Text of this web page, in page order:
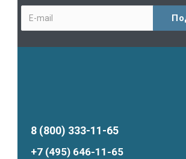
8 (800) 333-11-65
+7 (495) 646-11-65